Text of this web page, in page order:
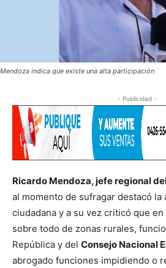
Mendoza indica que existe una alta participación
- Publicidad -
Ricardo Mendoza, jefe regional
al momento de sufragar destacó la
ciudadana y a su vez criticó que
sobre todo de zonas rurales,
República y del Consejo Nacional
abrogado funciones impidiendo o